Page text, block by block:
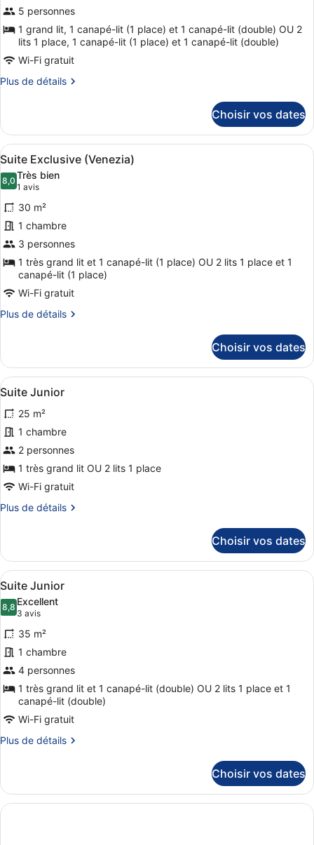
type
de
chambre :
Appartement
Luxe
5 personnes
1 grand lit, 1 canapé-lit (1 place) et 1 canapé-lit (double) OU 2
lits 1 place, 1 canapé-lit (1 place) et 1 canapé-lit (double)
Wi-Fi gratuit
Plus de détails
Plus
le
type
de
chambre
Appartement
Luxe
(Large)
Choisir vos dates
Afficher
toutes
les
photos
pour
ce
type
de
chambre :
Suite
Exclusive
Une chambre d’hôtel avec un
7
Suite Exclusive (Venezia)
8,08,0 sur 10
Très bien
1 avis
(1 avis)
30 m²
1 chambre
3 personnes
1 très grand lit et 1 canapé-lit (1 place) OU 2 lits 1 place et 1
canapé-lit (1 place)
Wi-Fi gratuit
Plus de détails
Plus
le
type
de
Suite
Exclusive
(Venezia)
Choisir vos dates
Afficher
toutes
les
photos
pour
ce
type
chambre :
Une chambre d’hôtel avec une
8
Suite Junior
25 m²
1 chambre
2 personnes
1 très grand lit OU 2 lits 1 place
Wi-Fi gratuit
Plus de détails
Plus
le
type
de
chambre
Suite
Junior
Choisir vos dates
Afficher
toutes
les
photos
pour
ce
type
de
chambre :
Suite
Junior
Une chambre d’hôtel moderne,
4
Suite Junior
8,88,8 sur 10
Excellent
3 avis
(3 avis)
35 m²
1 chambre
4 personnes
1 très grand lit et 1 canapé-lit (double) OU 2 lits 1 place et 1
canapé-lit (double)
Wi-Fi gratuit
Plus de détails
Plus
le
type
de
Choisir vos dates